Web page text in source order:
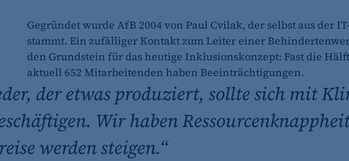
fe_typo_user
CMS TYPO3
Session-Cookie für die Verwaltung von Benutzer-
oder Formularen). Wird auch bei Caching zur
Laufzeit:
Consent
cookie_consent
Gegründet wurde AfB 2004 von Paul Cvilak, der selbst aus der
stammt. Ein zufälliger Kontakt zum Leiter einer
den Grundstein für das heutige Inklusionskonzept: Fast die
aktuell 652 Mitarbeitenden haben Beeinträchtigungen.
der etwas produziert, sollte sich mit
Wir haben
werden steigen.“